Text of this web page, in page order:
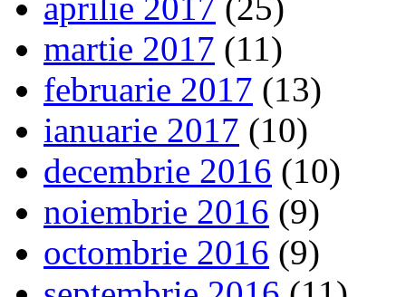
martie 2017 (11)
februarie 2017 (13)
ianuarie 2017 (10)
decembrie 2016 (10)
noiembrie 2016 (9)
octombrie 2016 (9)